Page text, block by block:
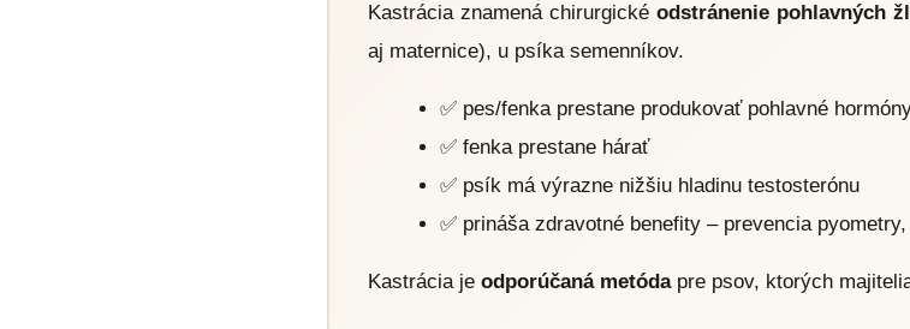
Kastrácia znamená chirurgické odstránenie pohlavných
aj maternice), u psíka semenníkov.
✅ pes/fenka prestane produkovať pohlavné
✅ fenka prestane hárať
✅ psík má výrazne nižšiu hladinu testosterónu
✅ prináša zdravotné benefity – prevencia
Kastrácia je odporúčaná metódapre psov, ktorých